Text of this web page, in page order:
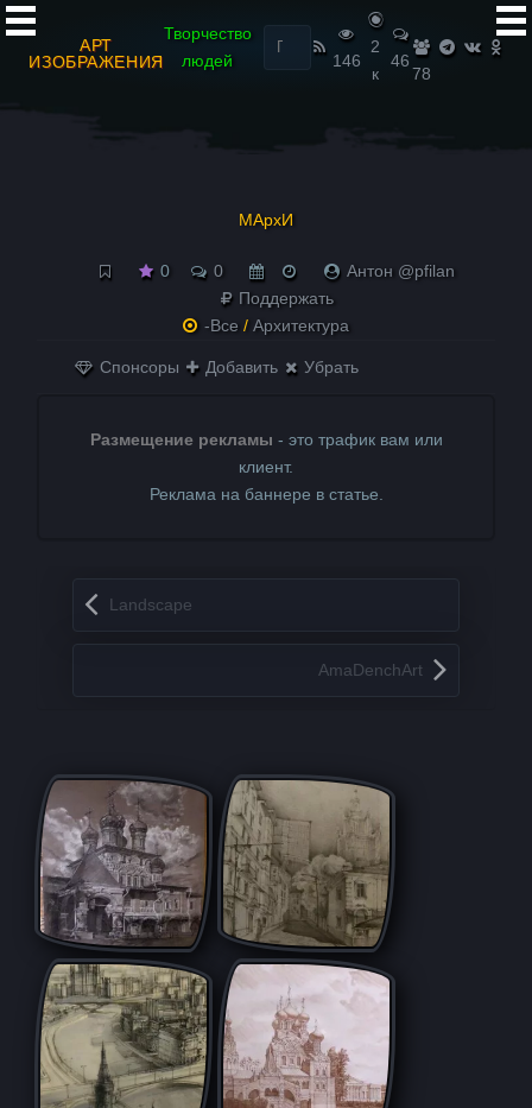
АРТ
ИЗОБРАЖЕНИЯ
Творчество
людей
Найти:
146
2
к
46
78
МАрхИ
0 0
Антон @pfilan
Поддержать
-Все / Архитектура
Спонсоры Добавить Убрать
Размещение рекламы - это трафик вам или
клиент.
Реклама на баннере в статье.
Запись навигация
Landscape
AmaDenchArt